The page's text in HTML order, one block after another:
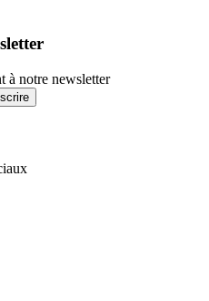
à notre newsletter